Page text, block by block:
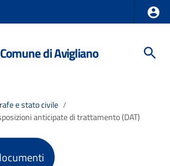
Comune di Avigliano
e stato civile /
anticipate di trattamento (DAT)